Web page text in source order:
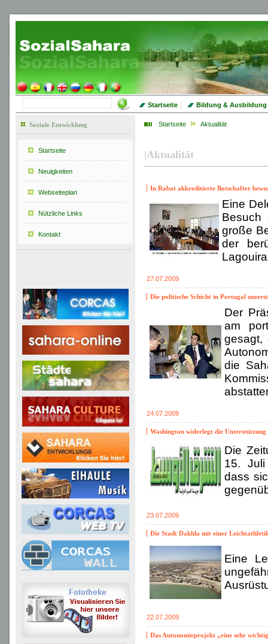
Startseite | Bildung & Ausbildung
Soziale Entwicklung
Startseite
Neuigkeiten
Webseiteplan
Nützliche Links
Kontakt
Startseite Aktualität
|Aktualität
In Rabat akkreditierte Botschafter
Eine
Besuch
große
der
27.07.2009
Die politische Schicht in Portugal
Der
am
gesagt,
die
24.07.2009
Washington widerlegt die
Die
15. Juli
dass
23.07.2009
Die Stadt Dakhla mit einer
Eine
22.07.2009
Das Autonomieprojekt „eine sehr